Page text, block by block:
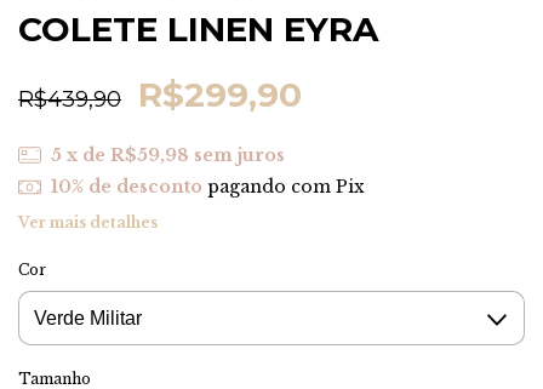
COLETE LINEN EYRA
R$439,90 R$299,90
5 x de R$59,98 sem juros
10% de desconto pagando com Pix
Ver mais detalhes
Cor
Tamanho